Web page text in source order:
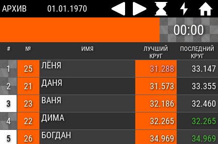
АРХИВ 01.01.1970
00:00
# № ИМЯ
ЛУЧШИЙ
КРУГ
ПОСЛЕДНИЙ
КРУГ
1 25 ЛЁНЯ 31.288
33.147
2
21 ДАНЯ 31.573
33.355
3
23 ВАНЯ 32.186
32.460
4
22 ДИМА 32.265
32.265
5
26 БОГДАН 34.969 34.969